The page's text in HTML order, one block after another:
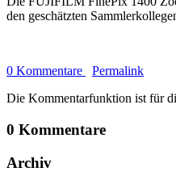
den geschätzten
0 Kommentare
Permalink
Die Kommentarfunktion ist für
0 Kommentare
Archiv